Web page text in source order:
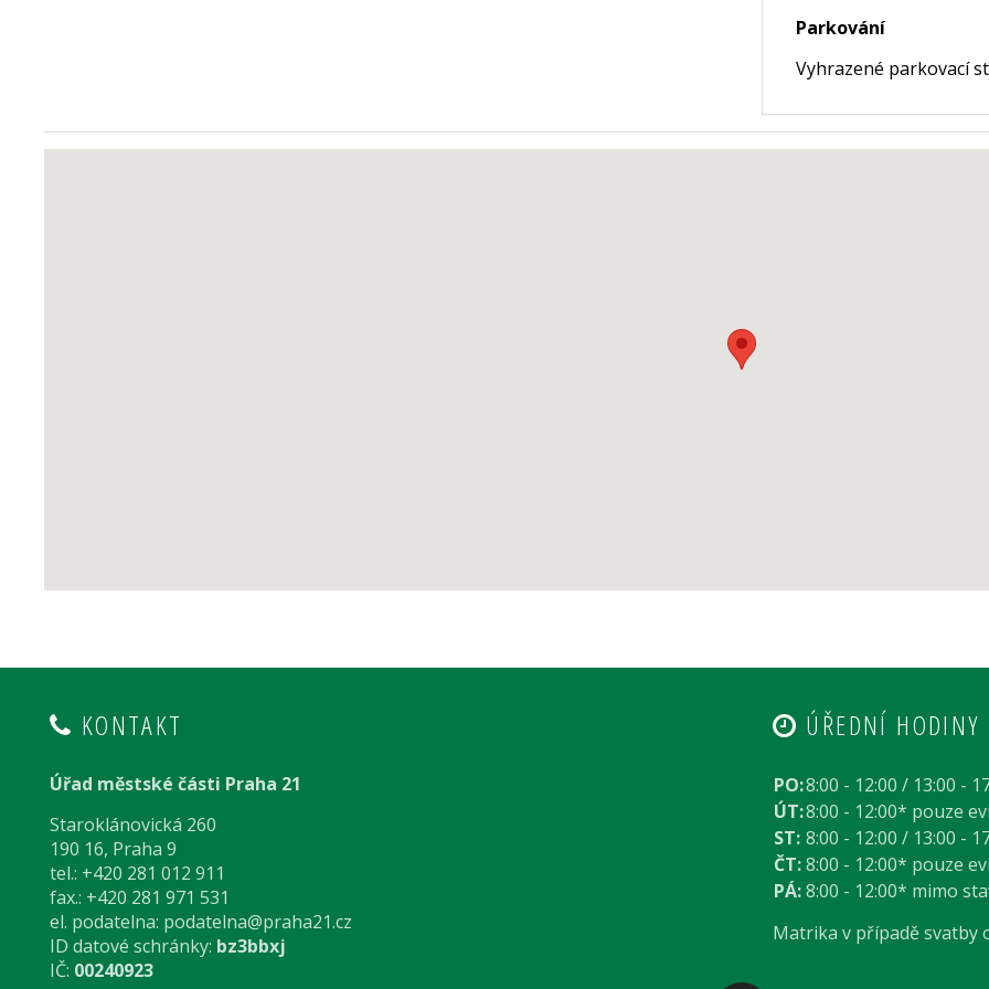
Parkování
Vyhrazené parkovací
KONTAKT
Úřad městské části Praha 21
Staroklánovická 260
190 16, Praha 9
tel.: +420 281 012 911
fax.: +420 281 971 531
el. podatelna: podatelna@praha21.cz
ID datové schránky: bz3bbxj
IČ: 00240923
ÚŘEDNÍ HODINY
PO:8:00 - 12:00 / 13:00 -
ÚT:8:00 - 12:00* pouze
ST: 8:00 - 12:00 / 13:00 -
ČT: 8:00 - 12:00* pouze
PÁ: 8:00 - 12:00* mimo
Matrika v případě svatby